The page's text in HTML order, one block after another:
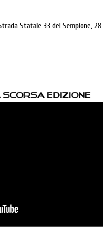
Statale 33 del Sempione, 28
edizione